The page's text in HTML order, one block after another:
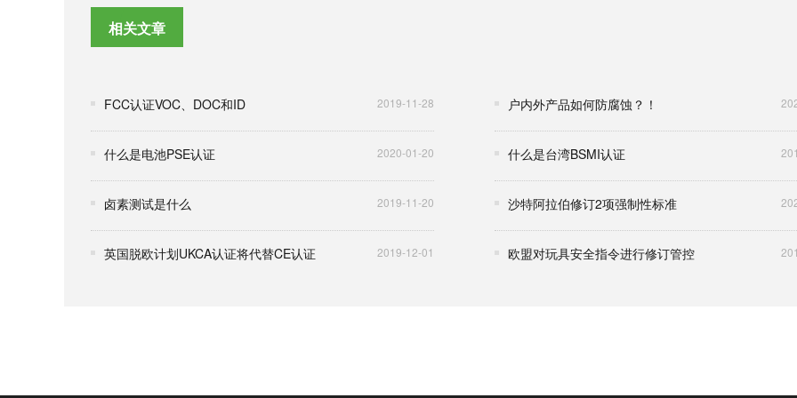
相关文章
FCC认证VOC、DOC和ID 2019-11-28 户内外产品如何防腐蚀？！
什么是电池PSE认证 2020-01-20 什么是台湾BSMI认证
卤素测试是什么 2019-11-20 沙特阿拉伯修订2项强制性标准
英国脱欧计划UKCA认证将代替CE认证 2019-12-01 欧盟对玩具安全指令进行修订管控